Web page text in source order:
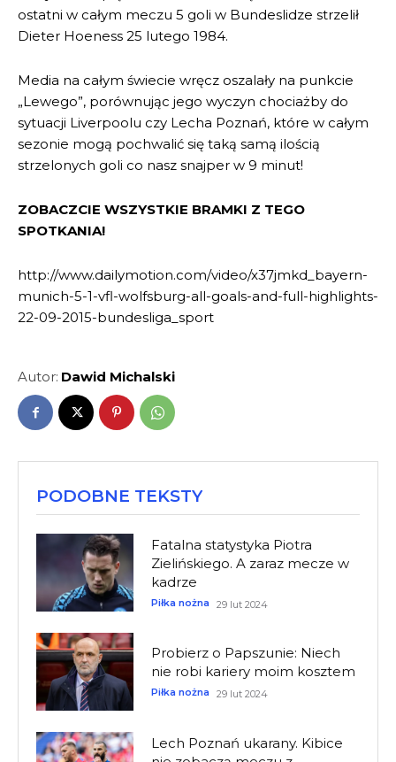
ostatni w całym meczu 5 goli w Bundeslidze strzelił
Dieter Hoeness 25 lutego 1984.
Media na całym świecie wręcz oszalały na punkcie
„Lewego”, porównując jego wyczyn chociażby do
sytuacji Liverpoolu czy Lecha Poznań, które w całym
sezonie mogą pochwalić się taką samą ilością
strzelonych goli co nasz snajper w 9 minut!
ZOBACZCIE WSZYSTKIE BRAMKI Z TEGO
SPOTKANIA!
http://www.dailymotion.com/video/x37jmkd_bayern-
munich-5-1-vfl-wolfsburg-all-goals-and-full-highlights-
22-09-2015-bundesliga_sport
Autor: Dawid Michalski
PODOBNE TEKSTY
Fatalna statystyka Piotra
Zielińskiego. A zaraz mecze w
kadrze
Piłka nożna 29 lut 2024
Probierz o Papszunie: Niech
nie robi kariery moim kosztem
Piłka nożna 29 lut 2024
Lech Poznań ukarany. Kibice